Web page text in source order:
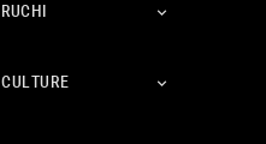
RUCHI
CULTURE